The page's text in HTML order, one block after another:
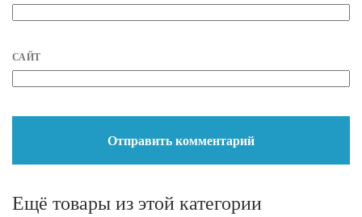
САЙТ
Ещё товары из этой категории